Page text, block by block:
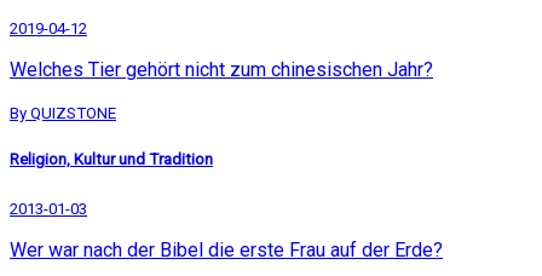
2019-04-12
Welches Tier gehört nicht zum chinesischen Jahr?
By QUIZSTONE
Religion, Kultur und Tradition
2013-01-03
Wer war nach der Bibel die erste Frau auf der Erde?